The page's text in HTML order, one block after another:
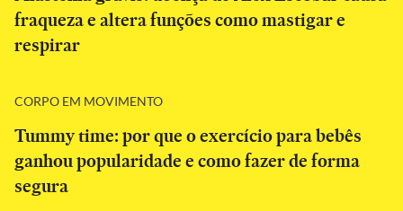
fraqueza e altera funções como mastigar e
respirar
CORPO EM MOVIMENTO
Tummy time: por que o exercício para bebês
ganhou popularidade e como fazer de forma
segura